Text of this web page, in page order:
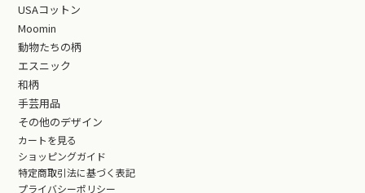
USAコットン
Moomin
動物たちの柄
エスニック
和柄
手芸用品
その他のデザイン
カートを見る
ショッピングガイド
特定商取引法に基づく表記
プライバシーポリシー